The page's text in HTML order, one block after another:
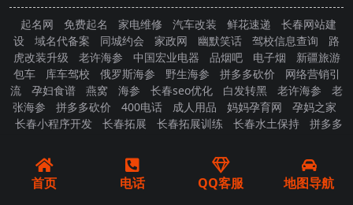
起名网 免费起名 家电维修 汽车改装 鲜花速递
长春网站建
设
域名代备案 同城约会 家政网 幽默笑话 驾校信息查询
路
虎改装升级
老许海参 中国宏业电器 品烟吧 电子烟
新疆旅游
包车
库车驾校 俄罗斯海参 野生海参 拼多多砍价
网络营销引
流
孕妇食谱 燕窝 海参 长春seo优化 白发转黑 老许海参
老
张海参
拼多多砍价 400电话 成人用品 妈妈孕育网
孕妈之家
长春小程序开发
长春拓展 长春拓展训练 长春水土保持
拼多多
首页 电话 QQ客服 地图导航